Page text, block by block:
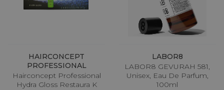
HAIRCONCEPT
PROFESSIONAL
Hairconcept Professional
Hydra Gloss Restaura K
LABOR8
LABOR8 GEVURAH 581,
Unisex, Eau De Parfum,
100ml